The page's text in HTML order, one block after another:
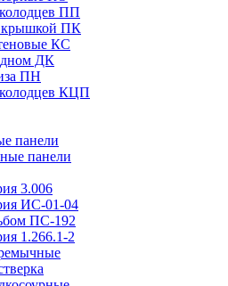
ПП
крышкой ПК
КС
дном ДК
ПН
КЦП
панели
панели
3.006
ИС-01-04
ПС-192
1.266.1-2